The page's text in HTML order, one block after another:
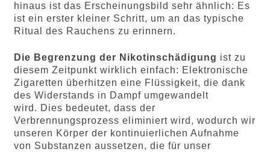
hinaus ist das Erscheinungsbild sehr ähnlich: Es
ist ein erster kleiner Schritt, um an das typische
Ritual des Rauchens zu erinnern.
Die Begrenzung der Nikotinschädigung ist zu
diesem Zeitpunkt wirklich einfach: Elektronische
Zigaretten überhitzen eine Flüssigkeit, die dank
des Widerstands in Dampf umgewandelt
wird. Dies bedeutet, dass der
Verbrennungsprozess eliminiert wird, wodurch wir
unseren Körper der kontinuierlichen Aufnahme
von Substanzen aussetzen, die für unser